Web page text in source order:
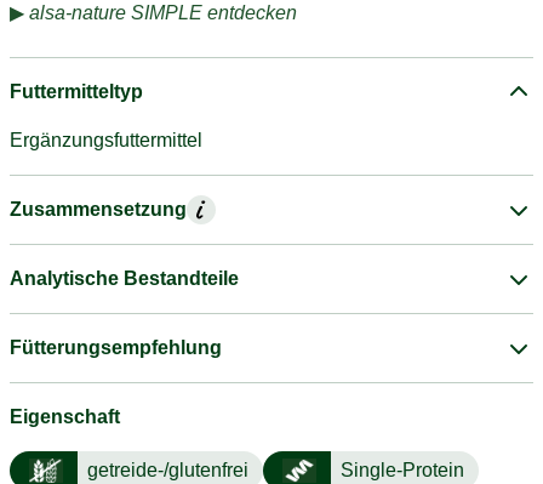
▶ alsa-nature SIMPLE entdecken
Futtermitteltyp
Ergänzungsfuttermittel
Zusammensetzung
Analytische Bestandteile
Fütterungsempfehlung
Eigenschaft
getreide-/glutenfrei Single-Protein